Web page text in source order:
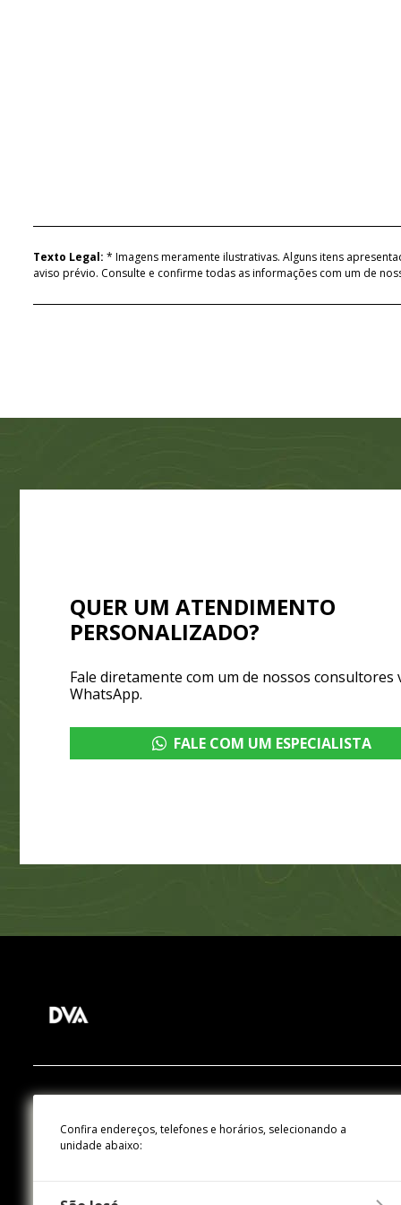
Texto Legal: * Imagens meramente ilustrativas. Alguns itens
aviso prévio. Consulte e confirme todas as informações com um de
QUER UM ATENDIMENTO
PERSONALIZADO?
Fale diretamente com um de nossos consultores
WhatsApp.
FALE COM UM ESPECIALISTA
Confira endereços, telefones e horários, selecionando a
unidade abaixo: